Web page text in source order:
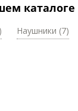
каталоге
Наушники (7)